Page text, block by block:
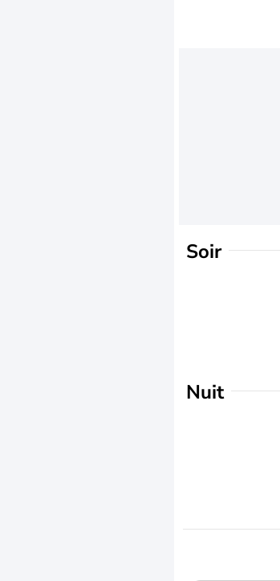
Soir
Nuit